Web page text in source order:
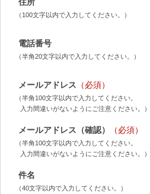
（100文字以内で入力してください。）
電話番号
（半角20文字以内で入力してください。）
メールアドレス （必須）
（半角100文字以内で入力してください。
入力間違いがないようにご注意ください。）
メールアドレス（確認） （必須）
（半角100文字以内で入力してください。
入力間違いがないようにご注意ください。）
件名
（40文字以内で入力してください。）